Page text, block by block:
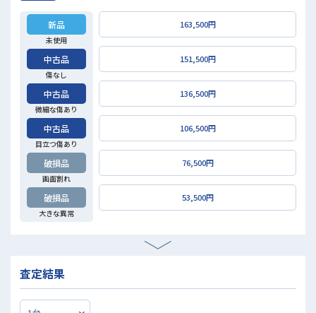
新品
未使用
中古品
傷なし
中古品
微細な傷あり
中古品
目立つ傷あり
破損品
画面割れ
破損品
大きな異常
163,500円
151,500円
136,500円
106,500円
76,500円
53,500円
査定結果